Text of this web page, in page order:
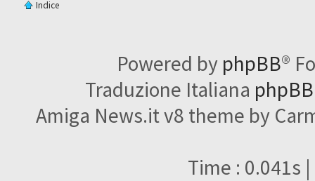
Indice
Powered by phpBB®
Traduzione Italiana
Amiga News.it v8 theme by
Time : 0.041s